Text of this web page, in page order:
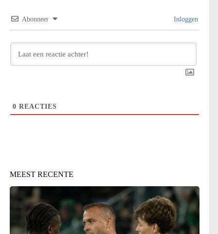
Abonneer Inloggen
0 REACTIES
MEEST RECENTE